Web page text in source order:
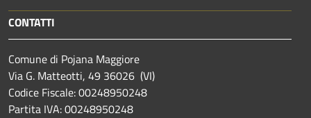
CONTATTI
Comune di Pojana Maggiore
Via G. Matteotti, 49 36026 (VI)
Codice Fiscale: 00248950248
Partita IVA: 00248950248